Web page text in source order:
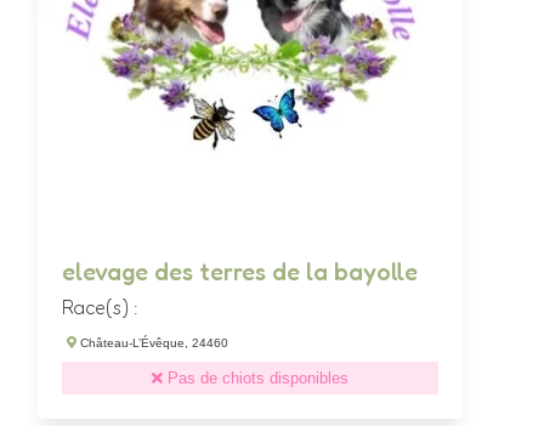
elevage des terres de la bayolle
Race(s) :
Château-L’Évêque, 24460
Pas de chiots disponibles